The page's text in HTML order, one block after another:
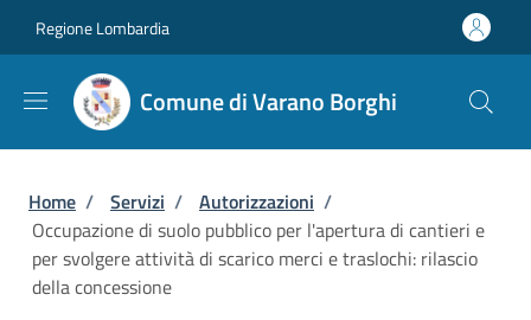
Regione Lombardia
Comune di Varano Borghi
Briciole di pane
Home / Servizi / Autorizzazioni /
Occupazione di suolo pubblico per l'apertura di cantieri e
per svolgere attività di scarico merci e traslochi: rilascio
della concessione